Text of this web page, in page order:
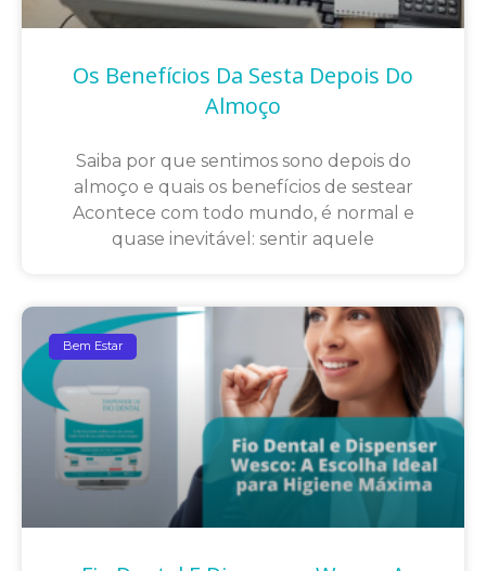
Os Benefícios Da Sesta Depois Do
Almoço
Saiba por que sentimos sono depois do
almoço e quais os benefícios de sestear
Acontece com todo mundo, é normal e
quase inevitável: sentir aquele
Bem Estar